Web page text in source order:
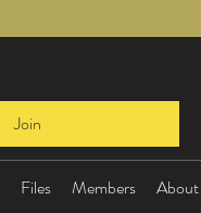
Join
Files Members About